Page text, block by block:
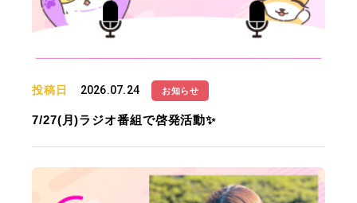
投稿日 2026.07.24 お知らせ
7/27(月)ラジオ番組で啓発活動✨